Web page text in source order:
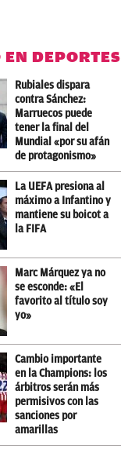
DEPORTES
Rubiales dispara
contra Sánchez:
Marruecos puede
tener la final del
Mundial «por su afán
de protagonismo»
La UEFA presiona al
máximo a Infantino y
mantiene su boicot a
la FIFA
Marc Márquez ya no
se esconde: «El
favorito al título soy
yo»
Cambio importante
en la Champions: los
árbitros serán más
permisivos con las
sanciones por
amarillas